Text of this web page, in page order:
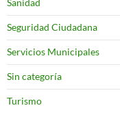
Seguridad Ciudadana
Servicios Municipales
Sin categoría
Turismo